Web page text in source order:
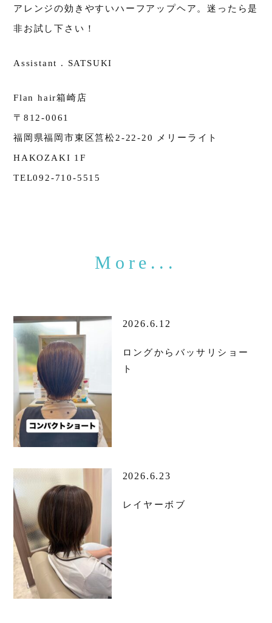
アレンジの効きやすいハーフアップヘア。迷ったら是
非お試し下さい！
Assistant . SATSUKI
Flan hair箱崎店
〒812-0061
福岡県福岡市東区筥松2-22-20 メリーライト
HAKOZAKI 1F
TEL092-710-5515
2026.6.12
ロングからバッサリショー
ト
2026.6.23
レイヤーボブ